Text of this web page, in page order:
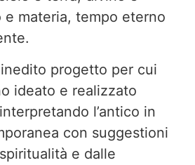
e materia, tempo eterno
progetto per cui
ideato e realizzato
l’antico in
con suggestioni
e dalle